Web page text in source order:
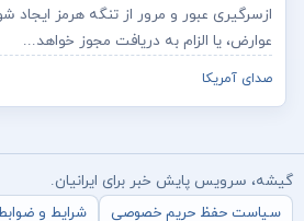
ازسرگیری عبور و مرور از تنگه هرمز ایجاد
عوارض، یا الزام به دریافت مجوز خواهد...
صدای آمریکا
گیشه، سرویس پایش خبر برای ایرانیان.
سیاست حفظ حریم خصوصی
شرایط و